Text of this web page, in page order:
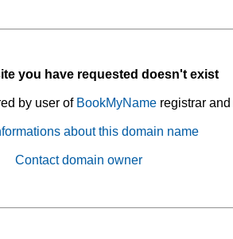
you have requested doesn't exist
by user of BookMyName registrar
about this domain name
Contact domain owner